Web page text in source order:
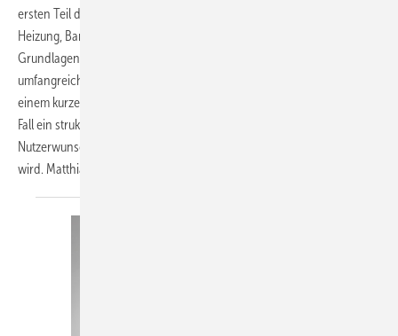
ersten Teil dieser Serie das Konzept und der Aufbau des Regelwerks
Heizung, Band 1: Planung vorgestellt wurden, geht es nun mit der
Grundlagenermittlung in die Praxis. Diese kann eine sehr
umfangreiche planerische Leistung sein oder eventuell auch nur in
einem kurzen Kundengespräch geklärt werden. Wichtig sind in jedem
Fall ein strukturiertes Vorgehen sowie die Berücksichtigung des
Nutzerwunsches, damit das Ergebnis auch den Erwartungen gerecht
wird. Matthias